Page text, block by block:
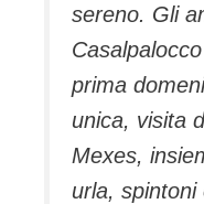
sereno. Gli
prima
unica, visita
Mexes,
urla,